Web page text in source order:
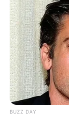
BUZZ DAY